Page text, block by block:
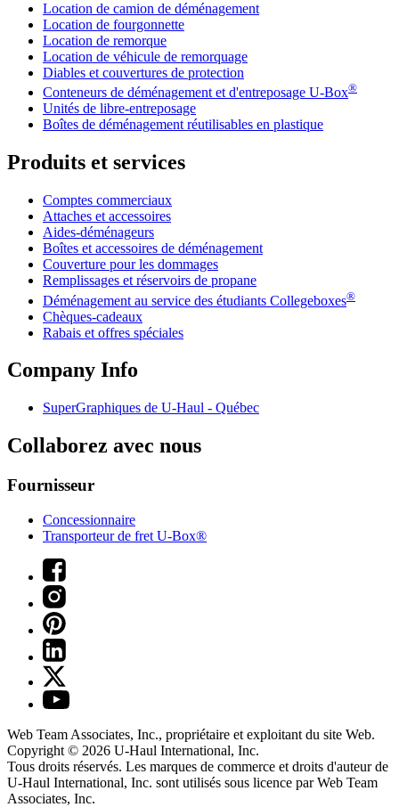
Location de camion de déménagement
Location de fourgonnette
Location de remorque
Location de véhicule de remorquage
Diables et couvertures de protection
Conteneurs de déménagement et d'entreposage U-Box®
Unités de libre-entreposage
Boîtes de déménagement réutilisables en plastique
Produits et services
Comptes commerciaux
Attaches et accessoires
Aides-déménageurs
Boîtes et accessoires de déménagement
Couverture pour les dommages
Remplissages et réservoirs de propane
Déménagement au service des étudiants Collegeboxes®
Chèques-cadeaux
Rabais et offres spéciales
Company Info
SuperGraphiques de U-Haul - Québec
Collaborez avec nous
Fournisseur
Concessionnaire
Transporteur de fret U-Box®
Web Team Associates, Inc., propriétaire et exploitant du site Web.
Copyright © 2026 U-Haul International, Inc.
Tous droits réservés. Les marques de commerce et droits d'auteur de
U-Haul International, Inc. sont utilisés sous licence par Web Team
Associates, Inc.